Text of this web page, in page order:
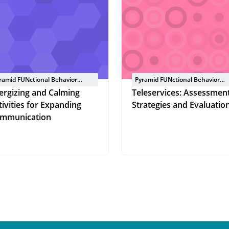
FUNctional Behavior
and Calming
for Expanding
Pyramid FUNctional Behavior
Conference
Teleservices:
Strategies and